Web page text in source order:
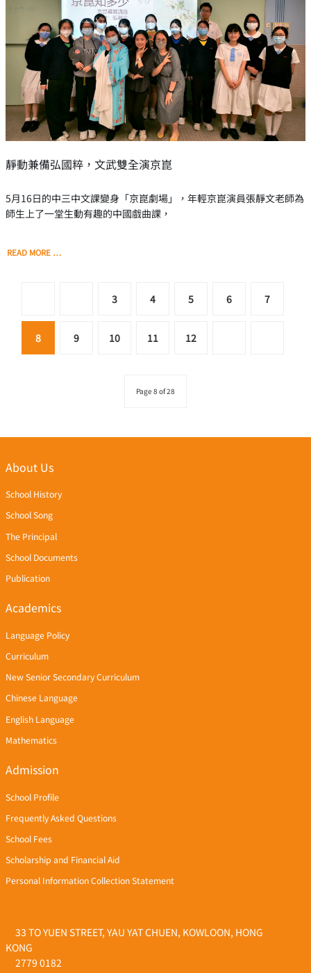
靜動兼備弘國粹，文武雙全演京崑
5月16日的中三中文課變身「京崑劇場」，年輕京崑演員張靜文老師為
師生上了一堂生動有趣的中國戲曲課，
READ MORE …
3 4 5 6 7
8 9 10 11 12
Page 8 of 28
33 TO YUEN STREET, YAU YAT CHUEN, KOWLOON, HONG
KONG
2779 0182
About Us
School History
School Song
The Principal
School Documents
Publication
Academics
Language Policy
Curriculum
New Senior Secondary Curriculum
Chinese Language
English Language
Mathematics
Admission
School Profile
Frequently Asked Questions
School Fees
Scholarship and Financial Aid
Personal Information Collection Statement